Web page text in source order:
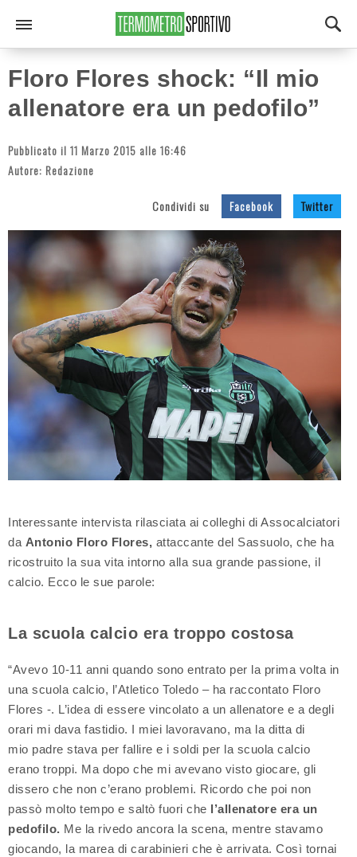
Floro Flores shock: “Il mio
allenatore era un pedofilo”
Pubblicato il 11 Marzo 2015 alle 16:46
Autore: Redazione
Condividi su Facebook Twitter
Interessante intervista rilasciata ai colleghi di Assocalciatori
da Antonio Floro Flores, attaccante del Sassuolo, che ha
ricostruito la sua vita intorno alla sua grande passione, il
calcio. Ecco le sue parole:
La scuola calcio era troppo costosa
“Avevo 10-11 anni quando sono entrato per la prima volta in
una scuola calcio, l’Atletico Toledo – ha raccontato Floro
Flores -. L’idea di essere vincolato a un allenatore e a degli
orari mi dava fastidio. I miei lavoravano, ma la ditta di
mio padre stava per fallire e i soldi per la scuola calcio
erano troppi. Ma dopo che mi avevano visto giocare, gli
dissero che non c’erano problemi. Ricordo che poi non
passò molto tempo e saltò fuori che l’allenatore era un
pedofilo. Me la rivedo ancora la scena, mentre stavamo
giocando, la marea di carabinieri che è arrivata. Così tornai